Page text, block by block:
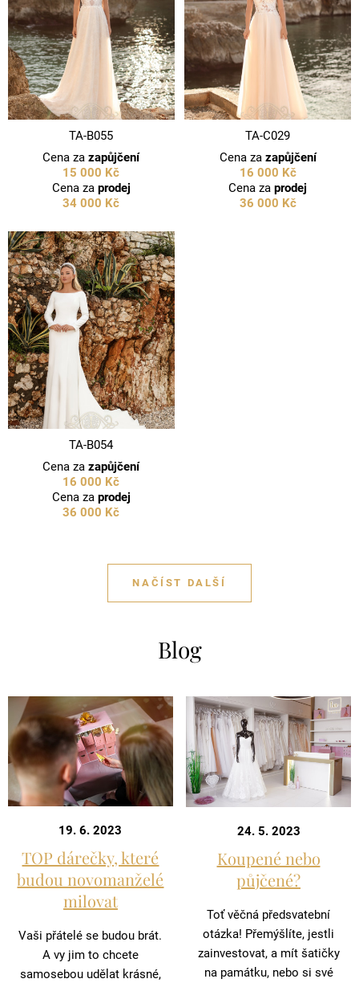
TA-B055
Cena zazapůjčení
15 000 Kč
Cena za prodej
34 000 Kč
TA-C029
Cena za zapůjčení
16 000 Kč
Cena zaprodej
36 000 Kč
TA-B054
Cena zazapůjčení
16 000 Kč
Cena za prodej
36 000 Kč
NAČÍST DALŠÍ
Blog
19. 6. 2023
TOP dárečky, které
budou novomanželé
milovat
Vaši přátelé se budou brát.
A vy jim to chcete
samosebou udělat krásné,
24. 5. 2023
Koupené nebo
půjčené?
Toť věčná předsvatební
otázka! Přemýšlíte, jestli
zainvestovat, a mít šatičky
na památku, nebo si své